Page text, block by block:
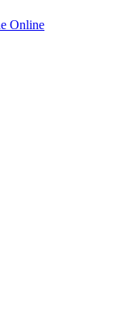
Online